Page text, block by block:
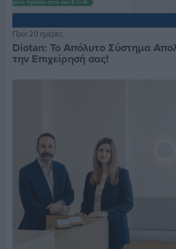
Πριν 20 ημέρες
Diotan: Το Απόλυτο Σύστημα
την Επιχείρησή σας!